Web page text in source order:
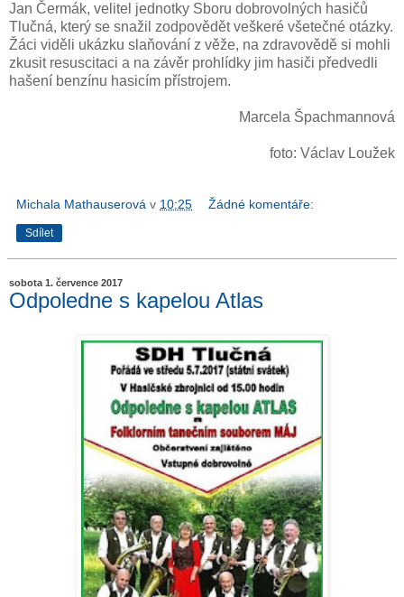
Jan Čermák, velitel jednotky Sboru dobrovolných hasičů
Tlučná, který se snažil zodpovědět veškeré všetečné otázky.
Žáci viděli ukázku slaňování z věže, na zdravovědě si mohli
zkusit resuscitaci a na závěr prohlídky jim hasiči předvedli
hašení benzínu hasicím přístrojem.
Marcela Špachmannová
foto: Václav Loužek
Michala Mathauserová v 10:25 Žádné komentáře:
Sdílet
sobota 1. července 2017
Odpoledne s kapelou Atlas